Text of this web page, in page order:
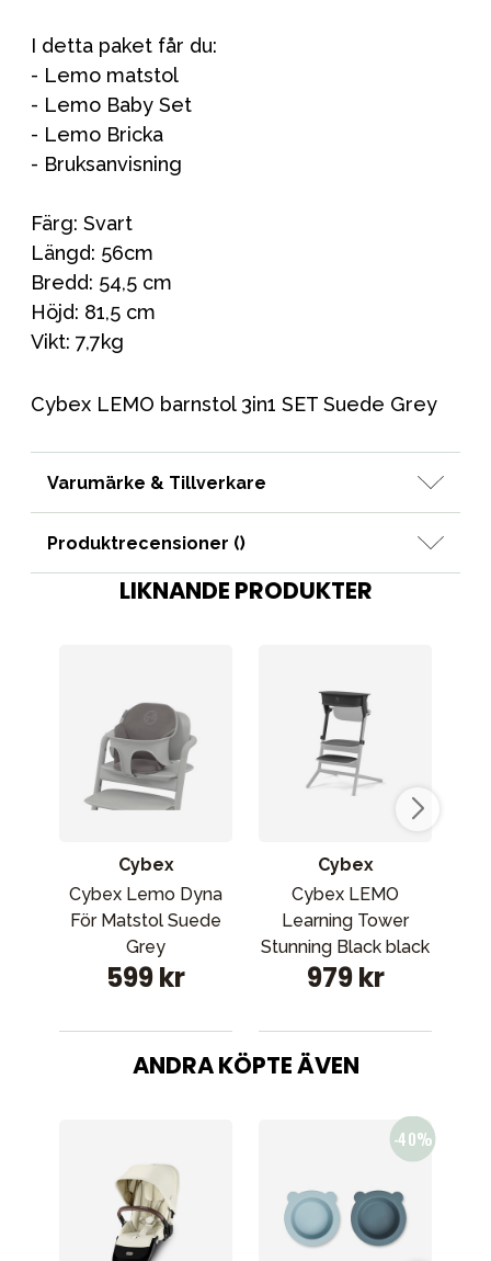
I detta paket får du:
- Lemo matstol
- Lemo Baby Set
- Lemo Bricka
- Bruksanvisning
Färg: Svart
Längd: 56cm
Bredd: 54,5 cm
Höjd: 81,5 cm
Vikt: 7,7kg
Cybex LEMO barnstol 3in1 SET Suede Grey
Varumärke & Tillverkare
Produktrecensioner ()
LIKNANDE PRODUKTER
Cybex
Cybex Lemo Dyna
För Matstol Suede
Grey
599 kr
Cybex
Cybex LEMO
Learning Tower
Stunning Black black
979 kr
ANDRA KÖPTE ÄVEN